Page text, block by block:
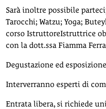
Sarà inoltre possibile
Tarocchi; Watzu; Yoga;
corso IstruttoreIstruttrice
con la dott.ssa Fiamma
Degustazione ed
Interverranno esperti di
Entrata libera, si richiede